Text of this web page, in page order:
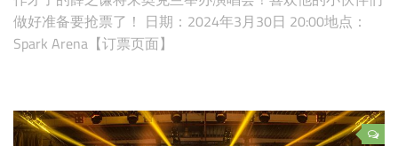
做好准备要抢票了！ 日期：2024年3月30日 20:00地点：
Spark Arena【订票页面】